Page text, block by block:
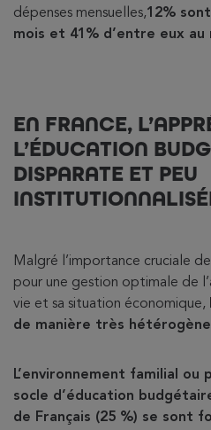
dépenses mensuelles,12%
mois et 41% d’entre eux au
EN FRANCE,
L’ÉDUCATION
DISPARATE ET PEU
Malgré l’importance cruciale
pour une gestion optimale de
vie et sa situation économique,
de manière très
L’environnement familial
socle d’éducation
de Français (25 %) se sont